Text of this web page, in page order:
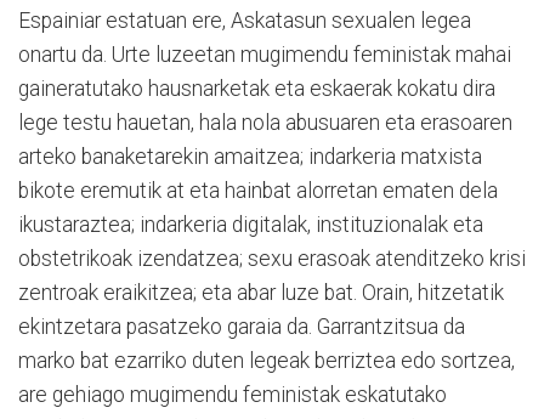
Espainiar estatuan ere, Askatasun sexualen legea
onartu da. Urte luzeetan mugimendu feministak mahai
gaineratutako hausnarketak eta eskaerak kokatu dira
lege testu hauetan, hala nola abusuaren eta erasoaren
arteko banaketarekin amaitzea; indarkeria matxista
bikote eremutik at eta hainbat alorretan ematen dela
ikustaraztea; indarkeria digitalak, instituzionalak eta
obstetrikoak izendatzea; sexu erasoak atenditzeko krisi
zentroak eraikitzea; eta abar luze bat. Orain, hitzetatik
ekintzetara pasatzeko garaia da. Garrantzitsua da
marko bat ezarriko duten legeak berriztea edo sortzea,
are gehiago mugimendu feministak eskatutako